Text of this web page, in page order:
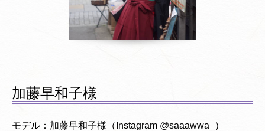
加藤早和子様
モデル：加藤早和子様（Instagram @saaawwa_）